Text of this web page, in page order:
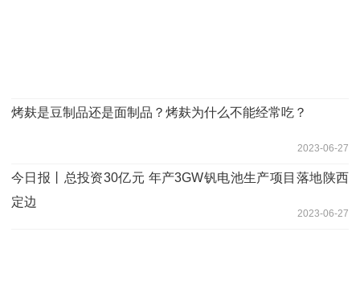
烤麸是豆制品还是面制品？烤麸为什么不能经常吃？
2023-06-27
今日报丨总投资30亿元 年产3GW钒电池生产项目落地陕西
定边
2023-06-27